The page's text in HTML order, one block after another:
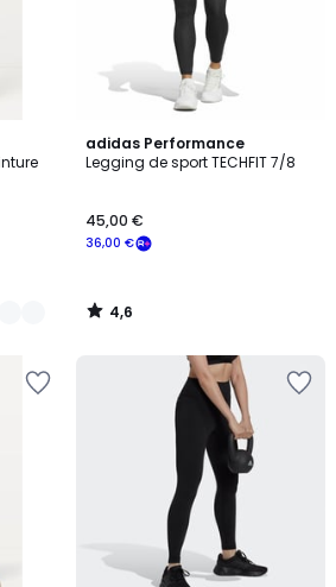
adidas Performance
Legging de sport TECHFIT 7/8
36,00 €
45,00 €
4,6
/ 5
4,6
/